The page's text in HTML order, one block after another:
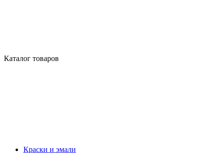
Каталог товаров
Краски и эмали